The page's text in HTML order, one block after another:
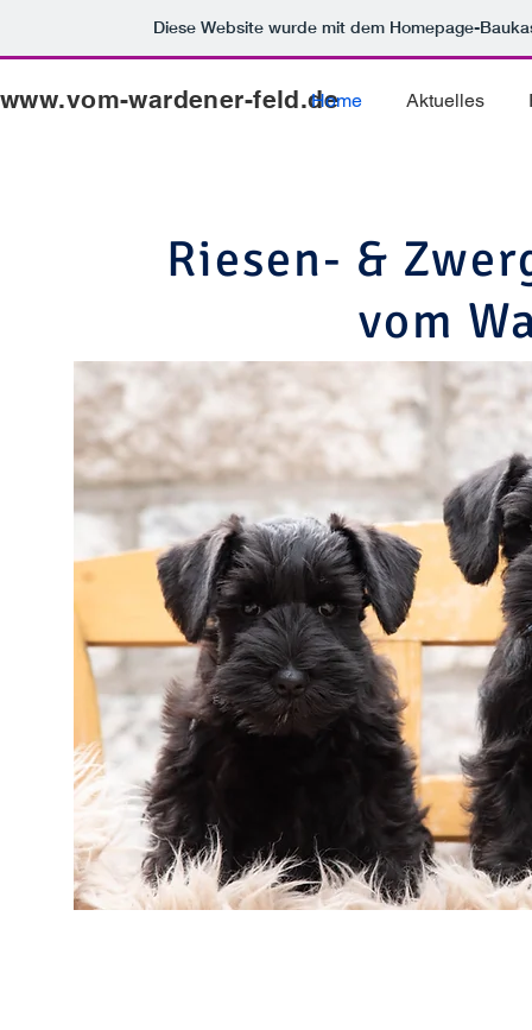
Diese Website wurde mit dem Homepage-
www.vom-wardener-feld.deHome Aktuelles
Riesen- &
vom